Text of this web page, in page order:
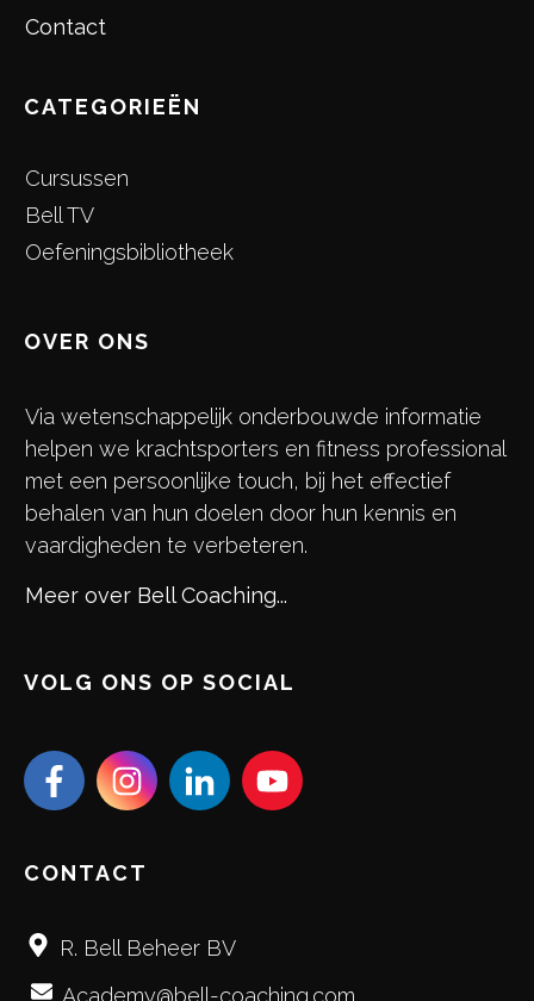
Contact
CATEGORIEËN
Cursussen
Bell TV
Oefeningsbibliotheek
OVER ONS
Via wetenschappelijk onderbouwde informatie
helpen we krachtsporters en fitness professional
met een persoonlijke touch, bij het effectief
behalen van hun doelen door hun kennis en
vaardigheden te verbeteren.
Meer over Bell Coaching...
VOLG ONS OP SOCIAL
CONTACT
R. Bell Beheer BV